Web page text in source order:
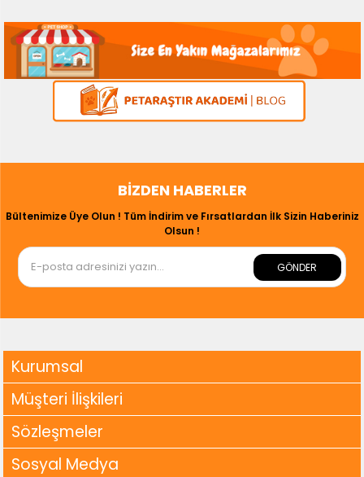
BIZDEN HABERLER
Bültenimize Üye Olun ! Tüm İndirim ve Fırsatlardan İlk Sizin Haberiniz
Olsun !
GÖNDER
Kurumsal
Müşteri İlişkileri
Sözleşmeler
Sosyal Medya